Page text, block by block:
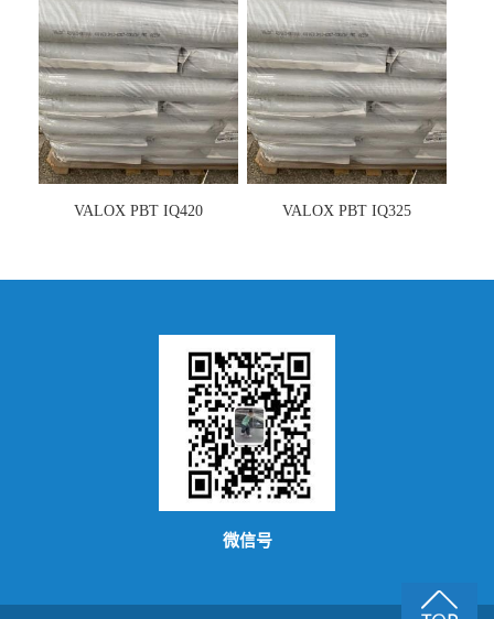
VALOX PBT IQ420 VALOX PBT IQ325
微信号